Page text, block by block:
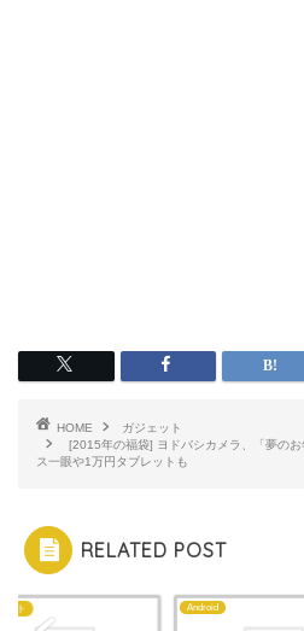
HOME
ガジェット
[2015年の福袋] ヨドバシカメラ、「夢の
ス一眼や1万円タブレットも
RELATED POST
ット Android